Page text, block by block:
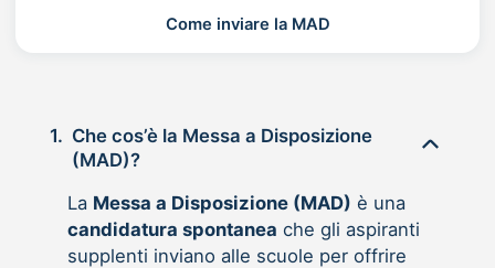
Come inviare la MAD
1. Che cos’è la Messa a Disposizione
(MAD)?
La Messa a Disposizione (MAD) è una
candidatura spontanea che gli aspiranti
supplenti inviano alle scuole per offrire